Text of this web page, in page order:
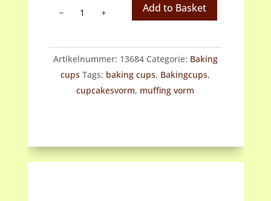
dog
aantal
Add to Basket
Artikelnummer: 13684 Categorie: Baking
cups Tags: baking cups, Bakingcups,
cupcakesvorm, muffing vorm